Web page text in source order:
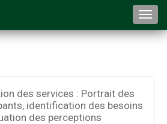
des services : Portrait des
identification des besoins
des perceptions